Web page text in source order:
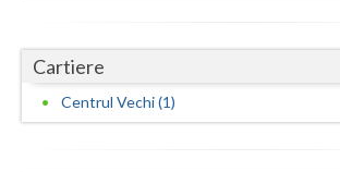
Hunedoara
Ialomita
Cartiere
Centrul Vechi (1)